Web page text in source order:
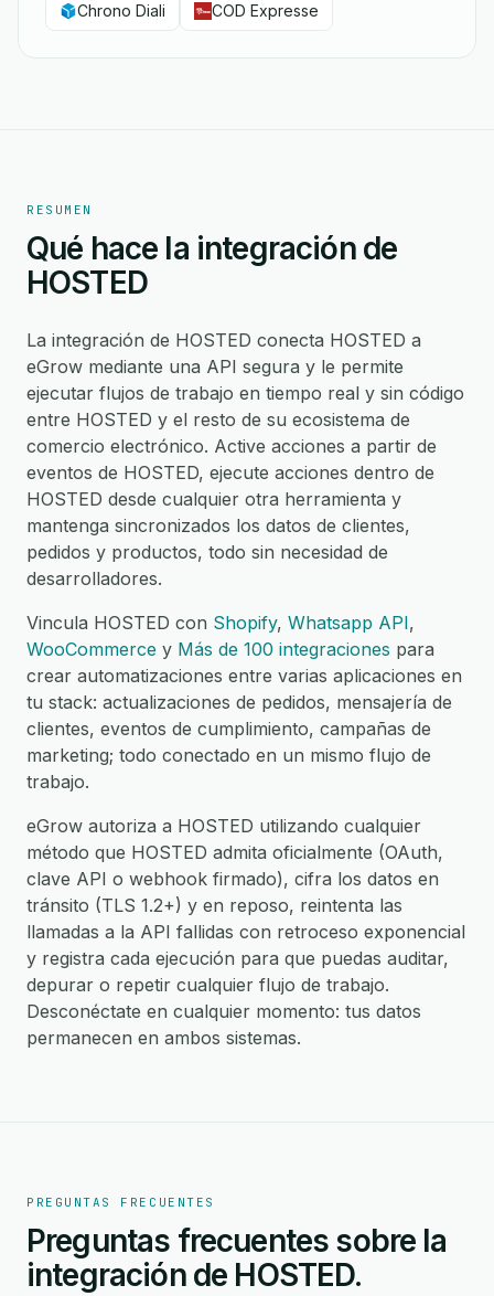
Chrono Diali COD Expresse
RESUMEN
Qué hace la integración de
HOSTED
La integración de HOSTED conecta HOSTED a
eGrow mediante una API segura y le permite
ejecutar flujos de trabajo en tiempo real y sin código
entre HOSTED y el resto de su ecosistema de
comercio electrónico. Active acciones a partir de
eventos de HOSTED, ejecute acciones dentro de
HOSTED desde cualquier otra herramienta y
mantenga sincronizados los datos de clientes,
pedidos y productos, todo sin necesidad de
desarrolladores.
Vincula HOSTED con Shopify, Whatsapp API,
WooCommerce y Más de 100 integraciones para
crear automatizaciones entre varias aplicaciones en
tu stack: actualizaciones de pedidos, mensajería de
clientes, eventos de cumplimiento, campañas de
marketing; todo conectado en un mismo flujo de
trabajo.
eGrow autoriza a HOSTED utilizando cualquier
método que HOSTED admita oficialmente (OAuth,
clave API o webhook firmado), cifra los datos en
tránsito (TLS 1.2+) y en reposo, reintenta las
llamadas a la API fallidas con retroceso exponencial
y registra cada ejecución para que puedas auditar,
depurar o repetir cualquier flujo de trabajo.
Desconéctate en cualquier momento: tus datos
permanecen en ambos sistemas.
PREGUNTAS FRECUENTES
Preguntas frecuentes sobre la
integración de HOSTED.